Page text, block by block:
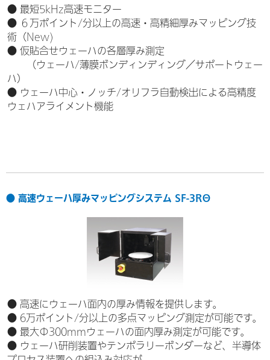
● 最短5kHz高速モニター
● ６万ポイント/分以上の高速・高精細厚みマッピング技
術（New)
● 仮貼合せウェーハの各層厚み測定
（ウェーハ/薄膜ボンディンディング／サポートウェー
ハ）
● ウェーハ中心・ノッチ/オリフラ自動検出による高精度
ウェハアライメント機能
● 高速ウェーハ厚みマッピングシステム SF-3RΘ
● 高速にウェーハ面内の厚み情報を提供します。
● 6万ポイント/分以上の多点マッピング測定が可能です。
● 最大Φ300mmウェーハの面内厚み測定が可能です。
● ウェーハ研削装置やテンポラリーボンダーなど、半導体